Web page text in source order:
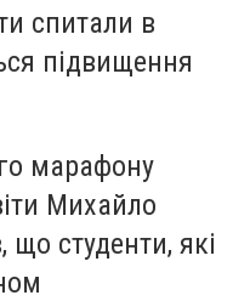
спитали в
підвищення
марафону
Михайло
студенти, які